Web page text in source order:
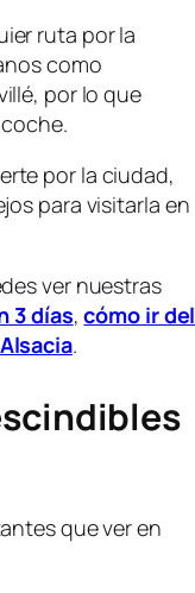
ruta por la
como
por lo que
por la ciudad,
para visitarla en
ver nuestras
3 días,cómo ir del
.
que ver en